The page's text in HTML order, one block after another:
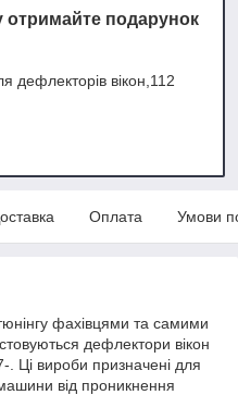
отримайте подарунок
дефлекторів вікон,112
Оплата Умови
фахівцями та самими
дефлектори вікон
Ці вироби призначені для
від проникнення